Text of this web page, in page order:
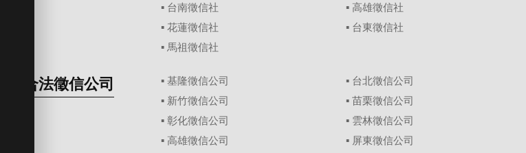
▪ 台南徵信社 ▪ 高雄徵信社
▪ 花蓮徵信社 ▪ 台東徵信社
▪ 馬祖徵信社
合法徵信公司 ▪ 基隆徵信公司 ▪ 台北徵信公司
▪ 新竹徵信公司 ▪ 苗栗徵信公司
▪ 彰化徵信公司 ▪ 雲林徵信公司
▪ 高雄徵信公司 ▪ 屏東徵信公司